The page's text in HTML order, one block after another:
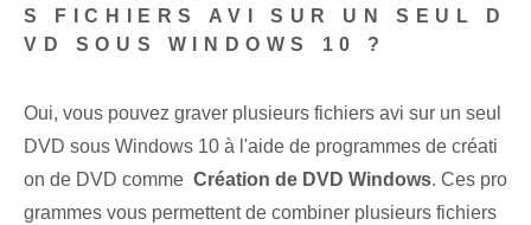
S FICHIERS AVI SUR UN SEUL D
VD SOUS WINDOWS 10 ?
Oui, vous pouvez⁢ graver plusieurs fichiers avi sur un seul
DVD sous Windows 10 à l'aide de programmes de créati
on de DVD comme ⁤ Création de DVD Windows. Ces pro
grammes vous permettent de combiner plusieurs fichiers